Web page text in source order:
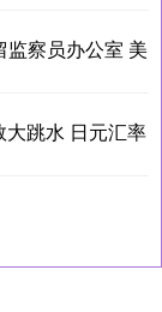
察员办公室 美
跳水 日元汇率